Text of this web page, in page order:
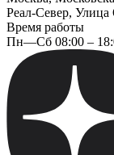
Реал-Север,
Время работы
Пн—Сб 08:00 –